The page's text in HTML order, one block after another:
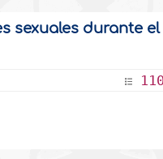
sexuales durante